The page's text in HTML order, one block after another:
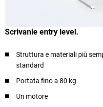
Scrivanie entry level.
Struttura e materiali più
standard
Portata fino a 80 kg
Un motore